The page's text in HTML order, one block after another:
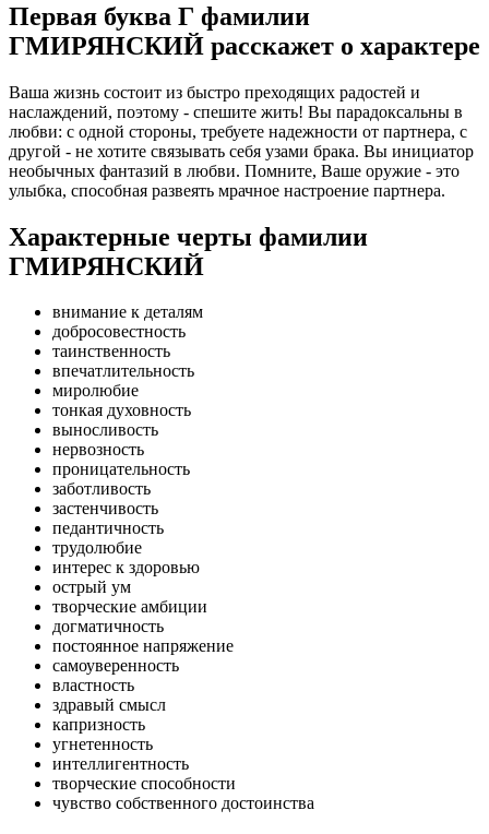
Первая буква Г фамилии
ГМИРЯНСКИЙ расскажет о характере
Ваша жизнь состоит из быстро преходящих радостей и
наслаждений, поэтому - спешите жить! Вы парадоксальны в
любви: с одной стороны, требуете надежности от партнера, с
другой - не хотите связывать себя узами брака. Вы инициатор
необычных фантазий в любви. Помните, Ваше оружие - это
улыбка, способная развеять мрачное настроение партнера.
Характерные черты фамилии
ГМИРЯНСКИЙ
внимание к деталям
добросовестность
таинственность
впечатлительность
миролюбие
тонкая духовность
выносливость
нервозность
проницательность
заботливость
застенчивость
педантичность
трудолюбие
интерес к здоровью
острый ум
творческие амбиции
догматичность
постоянное напряжение
самоуверенность
властность
здравый смысл
капризность
угнетенность
интеллигентность
творческие способности
чувство собственного достоинства